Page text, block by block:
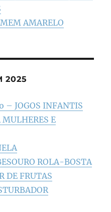
AMARELO
2025
– JOGOS INFANTIS
E
ROLA-BOSTA
DE FRUTAS